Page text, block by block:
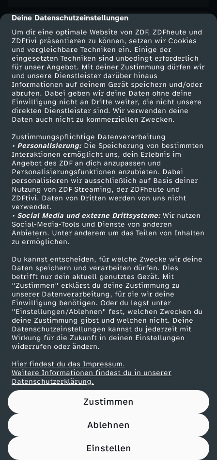
cmp-dialog-description
Deine Datenschutzeinstellungen
Um dir eine optimale Website von ZDF, ZDFheute und
ZDFtivi präsentieren zu können, setzen wir Cookies
und vergleichbare Techniken ein. Einige der
eingesetzten Techniken sind unbedingt erforderlich
für unser Angebot. Mit deiner Zustimmung dürfen wir
und unsere Dienstleister darüber hinaus
Informationen auf deinem Gerät speichern und/oder
abrufen. Dabei geben wir deine Daten ohne deine
Einwilligung nicht an Dritte weiter, die nicht unsere
direkten Dienstleister sind. Wir verwenden deine
Daten auch nicht zu kommerziellen Zwecken.
Zustimmungspflichtige Datenverarbeitung
• Personalisierung:Die Speicherung von bestimmten
Interaktionen ermöglicht uns, dein Erlebnis im
Angebot des ZDF an dich anzupassen und
Personalisierungsfunktionen anzubieten. Dabei
personalisieren wir ausschließlich auf Basis deiner
Nutzung von ZDF Streaming, der ZDFheute und
ZDFtivi. Daten von Dritten werden von uns nicht
verwendet.
• Social Media und externe Drittsysteme:Wir nutzen
Social-Media-Tools und Dienste von anderen
Anbietern. Unter anderem um das Teilen von Inhalten
zu ermöglichen.
Du kannst entscheiden, für welche Zwecke wir deine
Daten speichern und verarbeiten dürfen. Dies
betrifft nur dein aktuell genutztes Gerät. Mit
"Zustimmen" erklärst du deine Zustimmung zu
unserer Datenverarbeitung, für die wir deine
Einwilligung benötigen. Oder du legst unter
"Einstellungen/Ablehnen" fest, welchen Zwecken du
deine Zustimmung gibst und welchen nicht. Deine
Datenschutzeinstellungen kannst du jederzeit mit
Wirkung für die Zukunft in deinen Einstellungen
widerrufen oder ändern.
Hier findest du das Impressum.
Weitere Informationen findest du in unserer
Datenschutzerklärung.
Zustimmen
Ablehnen
Einstellen
Briouats mit Hähnchenfüllung
Herunterladen
16 KB (PDF)
Grünkohl-Gemüsesuppe mit Grünkohlchips
Herunterladen
63 KB (PDF)
Selbstgemachtes Knäckebrot
Herunterladen
191 KB (PDF)
Kaffeevariationen von Alessandro Metafune
Herunterladen
99 KB (PDF)
Linsen-Bowl mit gebackener Rote Bete
Herunterladen
67 KB (PDF)
Maronencremesuppe mit Thymian-Crostini
Herunterladen
66 KB (PDF)
Beef Tri-Tip mit Süßkartoffel-Wedges
Herunterladen
21 KB (PDF)
Panettone-Pudding mit Orangensoße
Herunterladen
61 KB (PDF)
Pfannkuchen-Rouladen